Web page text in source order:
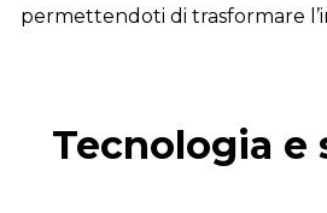
permettendoti di trasformare
Tecnologia